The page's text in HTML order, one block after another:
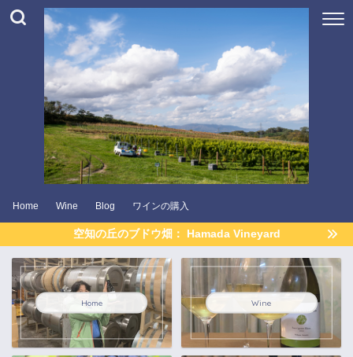
Home Wine Blog ワインの購入
空知の丘のブドウ畑： Hamada Vineyard
Home Wine